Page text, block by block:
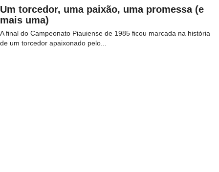
Um torcedor, uma paixão, uma promessa (e
mais uma)
A final do Campeonato Piauiense de 1985 ficou marcada na história
de um torcedor apaixonado pelo...